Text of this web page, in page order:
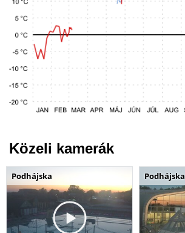
Közeli kamerák
Podhájska Podhájska